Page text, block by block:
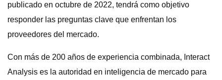
publicado en octubre de 2022, tendrá como objetivo
responder las preguntas clave que enfrentan los
proveedores del mercado.
Con más de 200 años de experiencia combinada, Interact
Analysis es la autoridad en inteligencia de mercado para